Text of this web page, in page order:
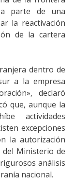
parte de una
la reactivación
de la cartera
dentro de
a la empresa
declaró
que, aunque la
actividades
excepciones
la autorización
Ministerio de
análisis
nacional.